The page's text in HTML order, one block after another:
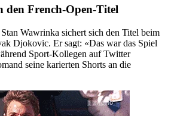
den French-Open-Titel
Wawrinka sichert sich den Titel beim
Djokovic. Er sagt: «Das war das Spiel
Sport-Kollegen auf Twitter
seine karierten Shorts an die